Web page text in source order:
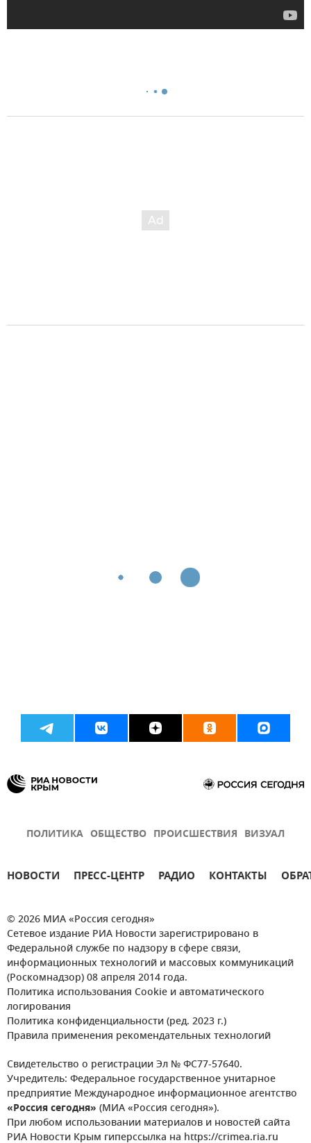
ПОЛИТИКА ОБЩЕСТВО ПРОИСШЕСТВИЯ ВИЗУАЛ
НОВОСТИ ПРЕСС-ЦЕНТР РАДИО КОНТАКТЫ
© 2026 МИА «Россия сегодня»
Сетевое издание РИА Новости зарегистрировано в
Федеральной службе по надзору в сфере связи,
информационных технологий и массовых коммуникаций
(Роскомнадзор) 08 апреля 2014 года.
Политика использования Cookie и автоматического
логирования
Политика конфиденциальности (ред. 2023 г.)
Правила применения рекомендательных технологий
Свидетельство о регистрации Эл № ФС77-57640.
Учредитель: Федеральное государственное унитарное
предприятие Международное информационное агентство
«Россия сегодня» (МИА «Россия сегодня»).
При любом использовании материалов и новостей сайта
РИА Новости Крым гиперссылка на https://crimea.ria.ru